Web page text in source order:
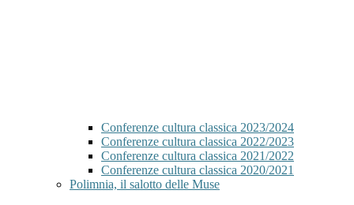
Conferenze cultura classica 2023/2024
Conferenze cultura classica 2022/2023
Conferenze cultura classica 2021/2022
Conferenze cultura classica 2020/2021
Polimnia, il salotto delle Muse